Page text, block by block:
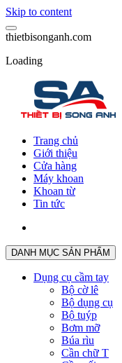
Skip to content
thietbisonganh.com
Loading
Trang chủ
Giới thiệu
Cửa hàng
Máy khoan
Khoan từ
Tin tức
DANH MỤC SẢN PHẨM
Dụng cụ cầm tay
Bộ cờ lê
Bộ dụng cụ
Bộ tuýp
Bơm mỡ
Búa rìu
Cần chữ T